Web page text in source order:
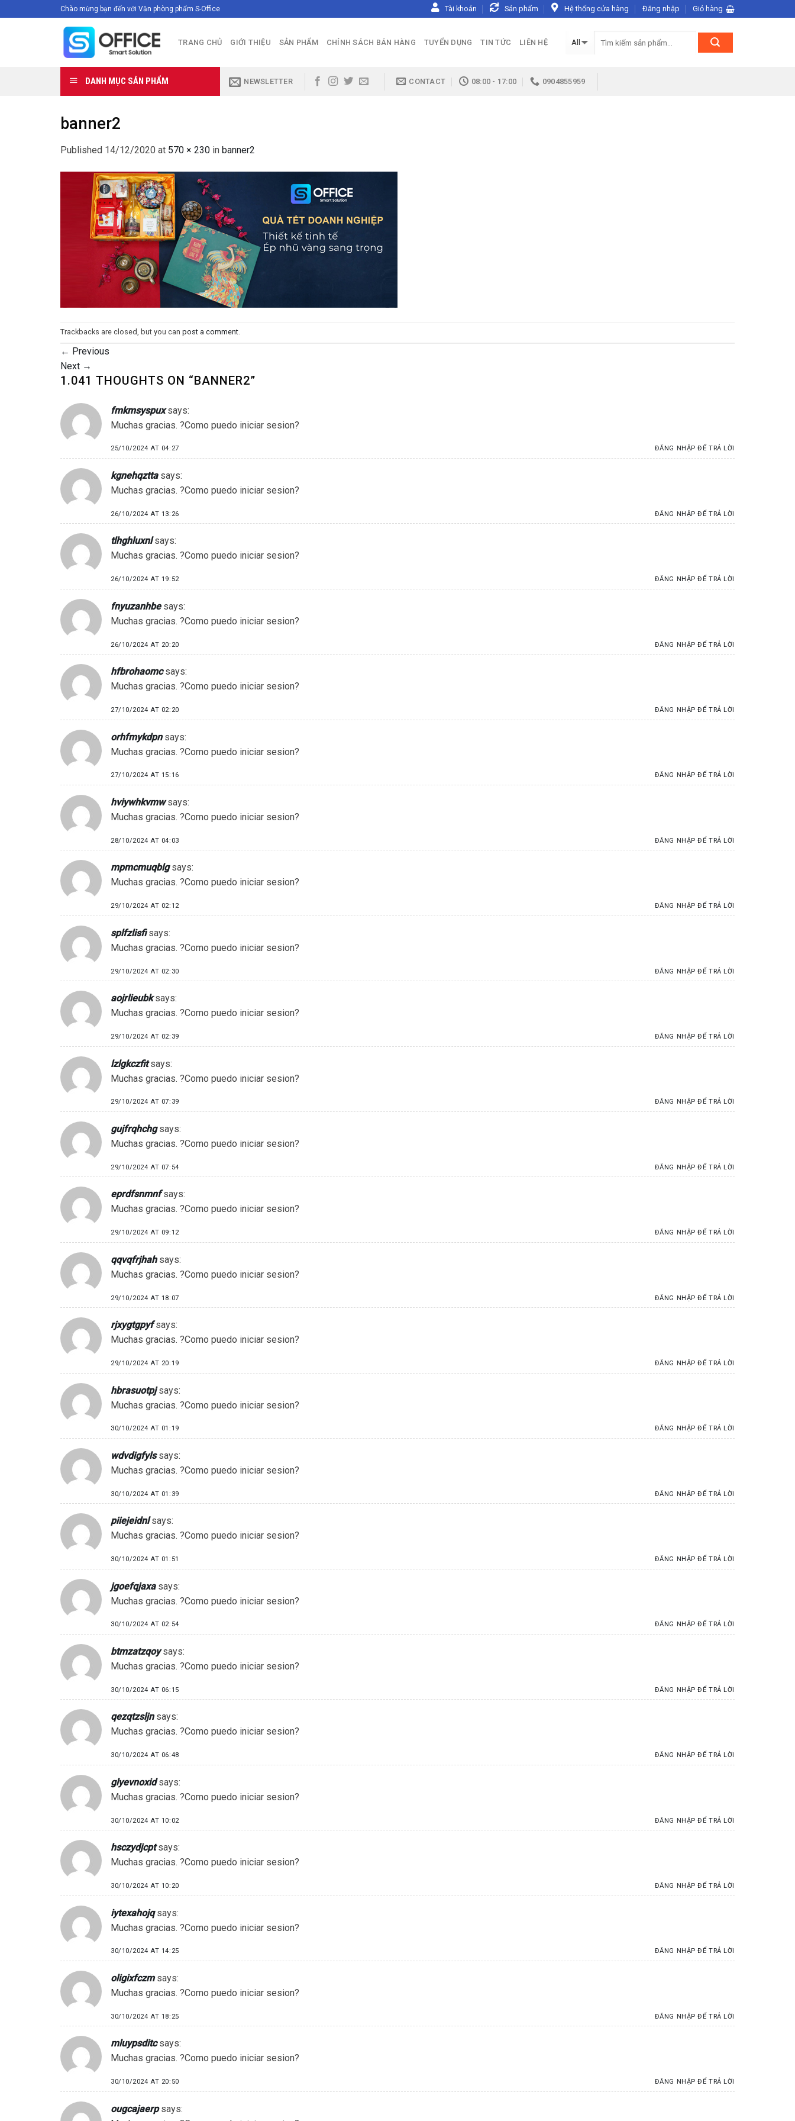
Chào mừng bạn đến với Văn phòng phẩm S-Office Tài khoản Sản phẩm Hệ thống cửa hàng Đăng nhập Giỏ hàng
TRANG CHỦ GIỚI THIỆU SẢN PHẨM CHÍNH SÁCH BÁN HÀNG TUYỂN DỤNG TIN TỨC LIÊN HỆ
DANH MỤC SẢN PHẨM NEWSLETTER CONTACT 08:00 - 17:00 0904855959
banner2
Published 14/12/2020 at 570 × 230 in banner2
Trackbacks are closed, but you can post a comment
← Previous
Next →
1.041 THOUGHTS ON “BANNER2”
fmkmsyspux says:
Muchas gracias. ?Como puedo iniciar sesion?
25/10/2024 AT 04:27 ĐĂNG NHẬP ĐỂ TRẢ LỜI
kgnehqztta says:
Muchas gracias. ?Como puedo iniciar sesion?
26/10/2024 AT 13:26 ĐĂNG NHẬP ĐỂ TRẢ LỜI
tlhghluxnl says:
Muchas gracias. ?Como puedo iniciar sesion?
26/10/2024 AT 19:52 ĐĂNG NHẬP ĐỂ TRẢ LỜI
fnyuzanhbe says:
Muchas gracias. ?Como puedo iniciar sesion?
26/10/2024 AT 20:20 ĐĂNG NHẬP ĐỂ TRẢ LỜI
hfbrohaomc says:
Muchas gracias. ?Como puedo iniciar sesion?
27/10/2024 AT 02:20 ĐĂNG NHẬP ĐỂ TRẢ LỜI
orhfmykdpn says:
Muchas gracias. ?Como puedo iniciar sesion?
27/10/2024 AT 15:16 ĐĂNG NHẬP ĐỂ TRẢ LỜI
hviywhkvmw says:
Muchas gracias. ?Como puedo iniciar sesion?
28/10/2024 AT 04:03 ĐĂNG NHẬP ĐỂ TRẢ LỜI
mpmcmuqblg says:
Muchas gracias. ?Como puedo iniciar sesion?
29/10/2024 AT 02:12 ĐĂNG NHẬP ĐỂ TRẢ LỜI
splfzlisfi says:
Muchas gracias. ?Como puedo iniciar sesion?
29/10/2024 AT 02:30 ĐĂNG NHẬP ĐỂ TRẢ LỜI
aojrlieubk says:
Muchas gracias. ?Como puedo iniciar sesion?
29/10/2024 AT 02:39 ĐĂNG NHẬP ĐỂ TRẢ LỜI
lzlgkczfit says:
Muchas gracias. ?Como puedo iniciar sesion?
29/10/2024 AT 07:39 ĐĂNG NHẬP ĐỂ TRẢ LỜI
gujfrqhchg says:
Muchas gracias. ?Como puedo iniciar sesion?
29/10/2024 AT 07:54 ĐĂNG NHẬP ĐỂ TRẢ LỜI
eprdfsnmnf says:
Muchas gracias. ?Como puedo iniciar sesion?
29/10/2024 AT 09:12 ĐĂNG NHẬP ĐỂ TRẢ LỜI
qqvqfrjhah says:
Muchas gracias. ?Como puedo iniciar sesion?
29/10/2024 AT 18:07 ĐĂNG NHẬP ĐỂ TRẢ LỜI
rjxygtgpyf says:
Muchas gracias. ?Como puedo iniciar sesion?
29/10/2024 AT 20:19 ĐĂNG NHẬP ĐỂ TRẢ LỜI
hbrasuotpj says:
Muchas gracias. ?Como puedo iniciar sesion?
30/10/2024 AT 01:19 ĐĂNG NHẬP ĐỂ TRẢ LỜI
wdvdigfyls says:
Muchas gracias. ?Como puedo iniciar sesion?
30/10/2024 AT 01:39 ĐĂNG NHẬP ĐỂ TRẢ LỜI
piiejeidnl says:
Muchas gracias. ?Como puedo iniciar sesion?
30/10/2024 AT 01:51 ĐĂNG NHẬP ĐỂ TRẢ LỜI
jgoefqjaxa says:
Muchas gracias. ?Como puedo iniciar sesion?
30/10/2024 AT 02:54 ĐĂNG NHẬP ĐỂ TRẢ LỜI
btmzatzqoy says:
Muchas gracias. ?Como puedo iniciar sesion?
30/10/2024 AT 06:15 ĐĂNG NHẬP ĐỂ TRẢ LỜI
qezqtzsljn says:
Muchas gracias. ?Como puedo iniciar sesion?
30/10/2024 AT 06:48 ĐĂNG NHẬP ĐỂ TRẢ LỜI
glyevnoxid says:
Muchas gracias. ?Como puedo iniciar sesion?
30/10/2024 AT 10:02 ĐĂNG NHẬP ĐỂ TRẢ LỜI
hsczydjcpt says:
Muchas gracias. ?Como puedo iniciar sesion?
30/10/2024 AT 10:20 ĐĂNG NHẬP ĐỂ TRẢ LỜI
iytexahojq says:
Muchas gracias. ?Como puedo iniciar sesion?
30/10/2024 AT 14:25 ĐĂNG NHẬP ĐỂ TRẢ LỜI
oligixfczm says:
Muchas gracias. ?Como puedo iniciar sesion?
30/10/2024 AT 18:25 ĐĂNG NHẬP ĐỂ TRẢ LỜI
mluypsditc says:
Muchas gracias. ?Como puedo iniciar sesion?
30/10/2024 AT 20:50 ĐĂNG NHẬP ĐỂ TRẢ LỜI
ougcajaerp says: